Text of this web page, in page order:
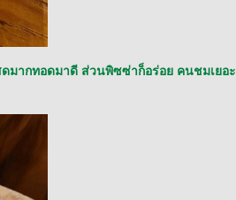
มากทอดมาดี ส่วนพิซซ่าก็อร่อย คนชมเยอะ